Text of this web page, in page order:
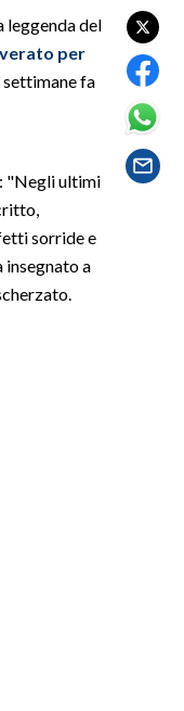
leggenda del
per
fa
"Negli ultimi
sorride e
a